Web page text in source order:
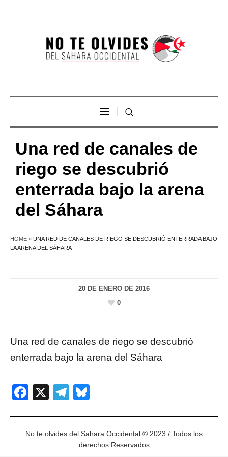
Una red de canales de
riego se descubrió
enterrada bajo la arena
del Sáhara
HOME » UNA RED DE CANALES DE RIEGO SE DESCUBRIÓ ENTERRADA BAJO
LA ARENA DEL SÁHARA
20 DE ENERO DE 2016
0
Una red de canales de riego se descubrió
enterrada bajo la arena del Sáhara
Facebook
X Telegram
No te olvides del Sahara Occidental © 2023 / Todos los
derechos Reservados